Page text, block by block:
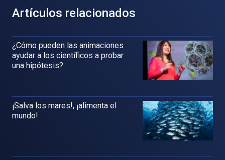
Artículos relacionados
¿Cómo pueden las animaciones
ayudar a los científicos a probar
una hipótesis?
¡Salva los mares!, ¡alimenta el
mundo!